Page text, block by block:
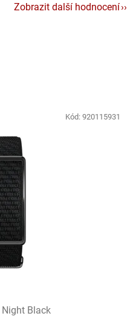
Zobrazit další hodnocení
Night Black
Kód: 920115931